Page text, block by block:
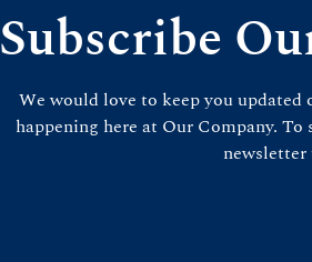
Subscribe
We would love to keep you updated
happening here at Our Company.
newsletter